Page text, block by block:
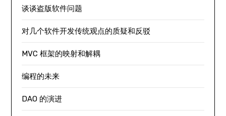
谈谈盗版软件问题
对几个软件开发传统观点的质疑和反驳
MVC 框架的映射和解耦
编程的未来
DAO 的演进